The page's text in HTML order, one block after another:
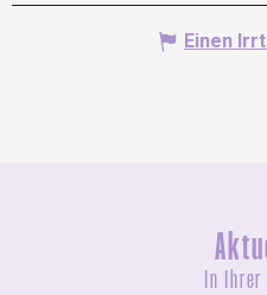
Einen
In